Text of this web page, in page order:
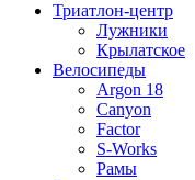
Триатлон-центр
Лужники
Крылатское
Велосипеды
Argon 18
Canyon
Factor
S-Works
Рамы